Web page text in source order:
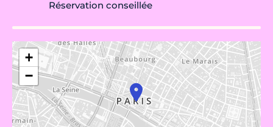
Réservation conseillée
+
−